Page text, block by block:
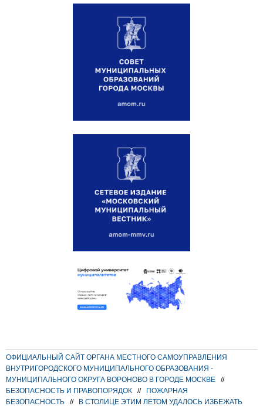
ОФИЦИАЛЬНЫЙ САЙТ ОРГАНА МЕСТНОГО САМОУПРАВЛЕНИЯ
ВНУТРИГОРОДСКОГО МУНИЦИПАЛЬНОГО ОБРАЗОВАНИЯ -
МУНИЦИПАЛЬНОГО ОКРУГА ВОРОНОВО В ГОРОДЕ МОСКВЕ
//
БЕЗОПАСНОСТЬ И ПРАВОПОРЯДОК
//
ПОЖАРНАЯ
БЕЗОПАСНОСТЬ
//
В СТОЛИЦЕ ЭТИМ ЛЕТОМ УДАЛОСЬ ИЗБЕЖАТЬ